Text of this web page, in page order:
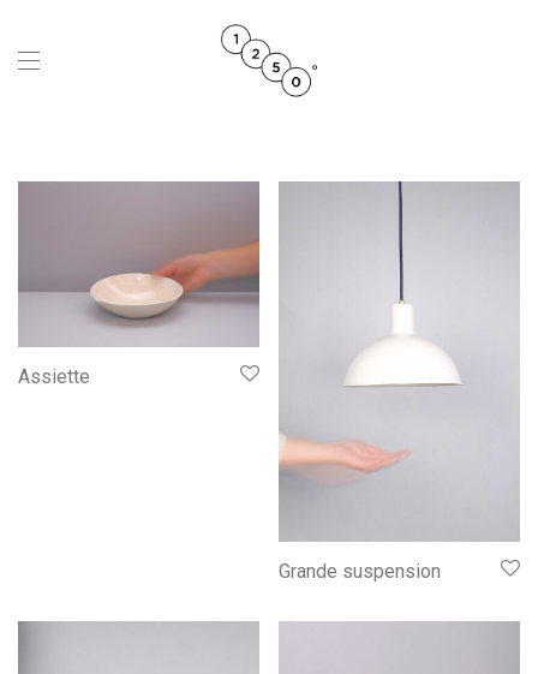
Assiette
Grande suspension